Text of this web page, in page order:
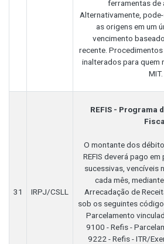
ferramentas de
Alternativamente,
as origens em um
vencimento
recente.
inalterados para quem
MIT.
31 IRPJ/CSLL
REFIS - Programa
O montante dos
REFIS deverá pago
sucessivas, vencíveis
cada mês,
Arrecadação de
sob os seguintes
Parcelamento
9100 - Refis -
9222 - Refis - ITR/